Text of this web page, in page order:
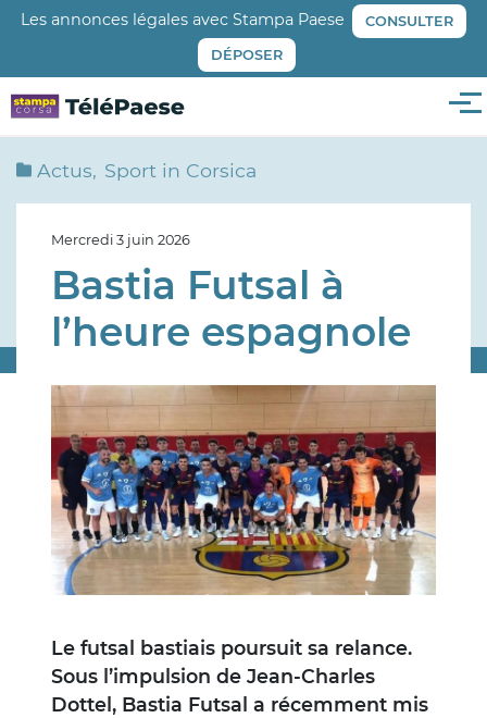
Aller
principal
Les annonces légales avec Stampa Paese CONSULTER
DÉPOSER
Actus Sport in Corsica
Mercredi 3 juin 2026
Bastia Futsal à
l’heure espagnole
Image
Le futsal bastiais poursuit sa relance.
Sous l’impulsion de Jean-Charles
Dottel, Bastia Futsal a récemment mis